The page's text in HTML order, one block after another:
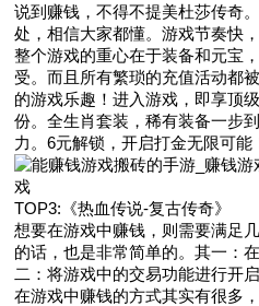
说到赚钱，不得不提美杜莎传奇
处，相信大家都懂。游戏节奏快
整个游戏的重心在于装备和元宝
受。而且所有繁琐的充值活动都
的游戏乐趣！进入游戏，即享顶
份。全生肖套装，稀有装备一步
力。6元解锁，开启打金无限可能
TOP3:《热血传说-复古传奇》
想要在游戏中赚钱，则需要满足
的话，也是非常简单的。其一：
二：将游戏中的交易功能进行开
在游戏中赚钱的方式其实有很多